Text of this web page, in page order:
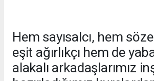
Hem sayısalcı, hem
eşit ağırlıkçı hem de
alakalı arkadaşlarımız